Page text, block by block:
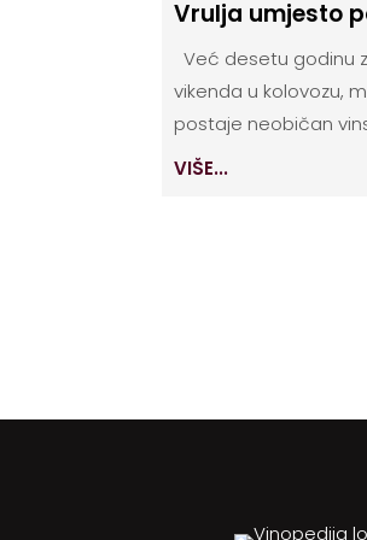
Vrulja umjesto
Već desetu godinu
vikenda u kolovozu,
postaje neobičan
VIŠE...